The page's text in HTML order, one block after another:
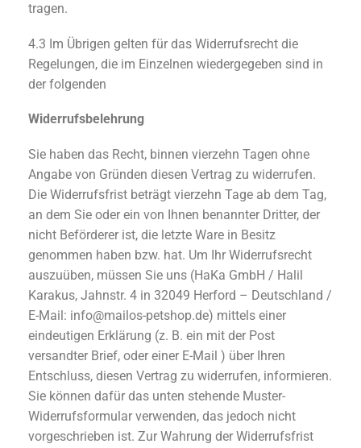
tragen.
4.3 Im Übrigen gelten für das Widerrufsrecht die
Regelungen, die im Einzelnen wiedergegeben sind in
der folgenden
Widerrufsbelehrung
Sie haben das Recht, binnen vierzehn Tagen ohne
Angabe von Gründen diesen Vertrag zu widerrufen.
Die Widerrufsfrist beträgt vierzehn Tage ab dem Tag,
an dem Sie oder ein von Ihnen benannter Dritter, der
nicht Beförderer ist, die letzte Ware in Besitz
genommen haben bzw. hat. Um Ihr Widerrufsrecht
auszuüben, müssen Sie uns (HaKa GmbH / Halil
Karakus, Jahnstr. 4 in 32049 Herford – Deutschland /
E-Mail: info@mailos-petshop.de) mittels einer
eindeutigen Erklärung (z. B. ein mit der Post
versandter Brief, oder einer E-Mail ) über Ihren
Entschluss, diesen Vertrag zu widerrufen, informieren.
Sie können dafür das unten stehende Muster-
Widerrufsformular verwenden, das jedoch nicht
vorgeschrieben ist. Zur Wahrung der Widerrufsfrist